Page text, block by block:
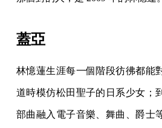
蓋亞
林憶蓮生涯每一個階段彷彿都能
道時模仿松田聖子的日系少女；
部曲融入電子音樂、舞曲、爵士